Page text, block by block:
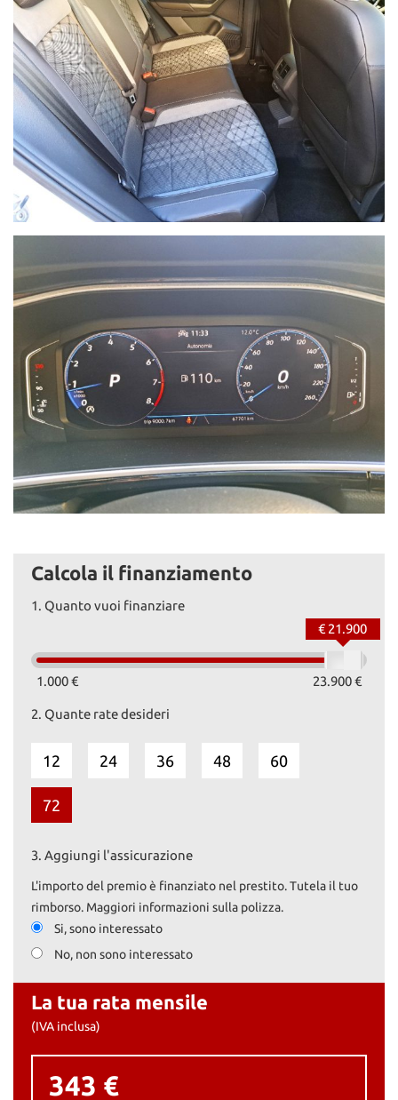
Calcola il finanziamento
1. Quanto vuoi finanziare
1.000 € 23.900 €
€ 21.900
2. Quante rate desideri
12 24 36 48 60
72
3. Aggiungi l'assicurazione
L'importo del premio è finanziato nel prestito. Tutela il tuo
rimborso. Maggiori informazioni sulla polizza.
Si, sono interessato
No, non sono interessato
La tua rata mensile
(IVA inclusa)
343 €